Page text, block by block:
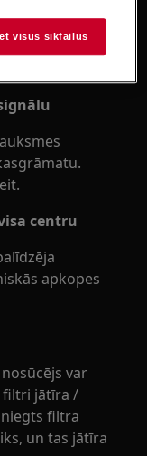
centru
apkopes
var
filtri jātīra /
filtra
un tas jātīra
visus sīkfailus